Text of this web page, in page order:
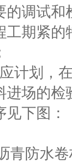
的调试
工期紧
划，在
进场的
下图：
防水卷